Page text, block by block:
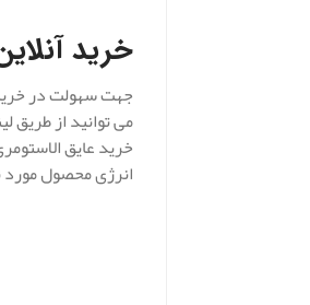
خرید
جهت سهولت در
می توانید از
خرید عایق
انرژی محصول